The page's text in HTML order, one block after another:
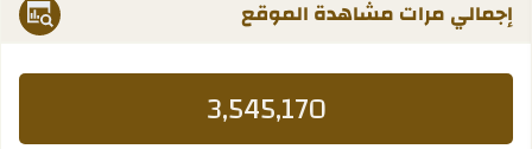
إجمالي مرات مشاهدة الموقع
3,545,170